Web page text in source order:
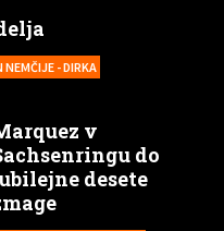
NEMČIJE - DIRKA
v
do
desete